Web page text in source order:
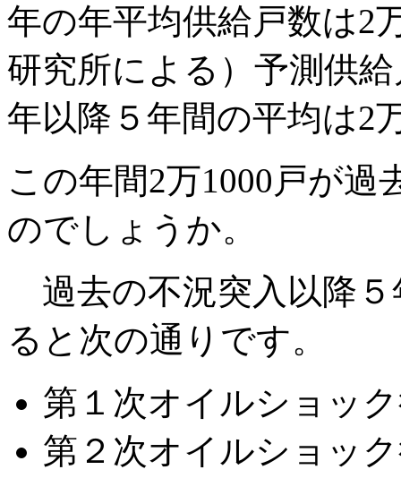
年の年平均供給戸数は2
研究所による）予測供
年以降５年間の平均は2
この年間2万1000戸が
のでしょうか。
過去の不況突入以降５
ると次の通りです。
第１次オイルショッ
第２次オイルショッ